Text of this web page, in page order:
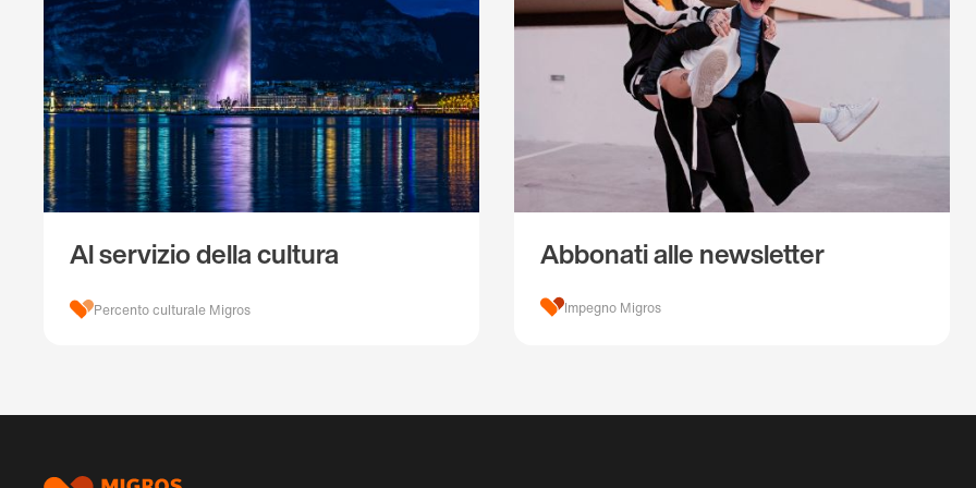
Al servizio della cultura
Percento culturale Migros
Abbonati alle newsletter
Impegno Migros